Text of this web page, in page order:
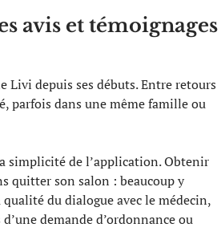
avis et témoignages
Livi depuis ses débuts. Entre retours
parfois dans une même famille ou
simplicité de l’application. Obtenir
quitter son salon : beaucoup y
du dialogue avec le médecin,
demande d’ordonnance ou